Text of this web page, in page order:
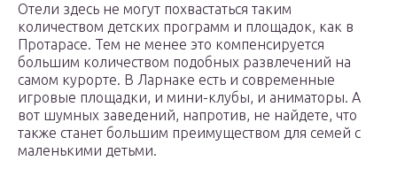
Отели здесь не могут похвастаться таким
количеством детских программ и площадок, как в
Протарасе. Тем не менее это компенсируется
большим количеством подобных развлечений на
самом курорте. В Ларнаке есть и современные
игровые площадки, и мини-клубы, и аниматоры. А
вот шумных заведений, напротив, не найдете, что
также станет большим преимуществом для семей с
маленькими детьми.